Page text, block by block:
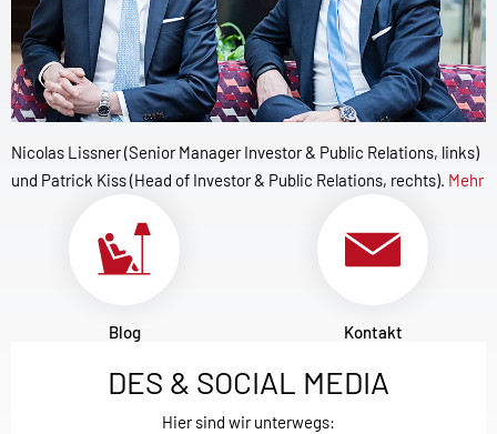
Nicolas Lissner (Senior Manager Investor & Public Relations, links)
und Patrick Kiss (Head of Investor & Public Relations, rechts). Mehr
Blog Kontakt
DES & SOCIAL MEDIA
Hier sind wir unterwegs: